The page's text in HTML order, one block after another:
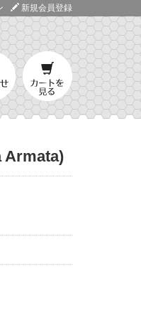
新規会員登録
Armata)